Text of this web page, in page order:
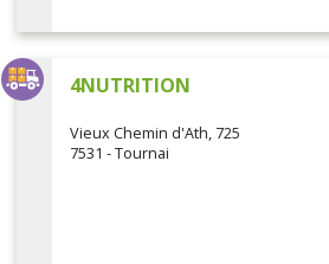
4NUTRITION
Vieux Chemin d'Ath, 725
7531 - Tournai